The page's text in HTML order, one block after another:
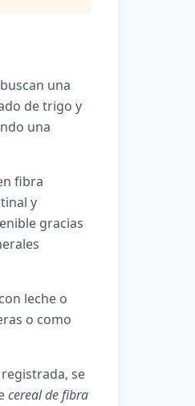
una
de trigo y
una
fibra
y
gracias
leche o
o como
se
cereal de fibra